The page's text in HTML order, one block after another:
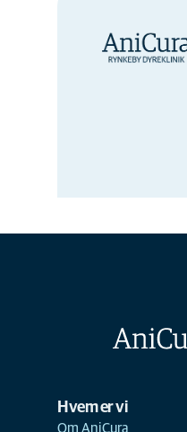
Hvem er vi
Om AniCura